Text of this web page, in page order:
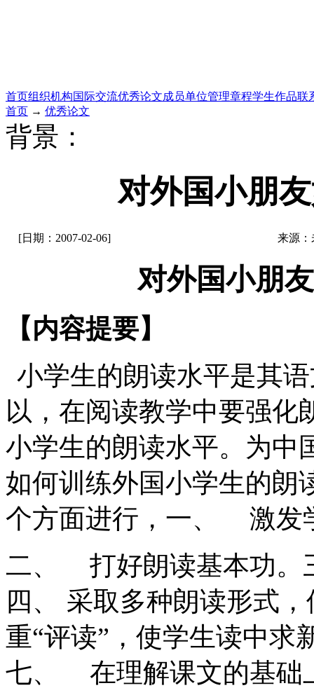
首页组织机构国际交流优秀论文成员单位管理章程学生作品联
首页 → 优秀论文
背景：
对外国小朋
[日期：2007-02-06] 来源
对外国小朋
【内容提要】
小学生的朗读水平是其
以，在阅读教学中要强化
小学生的朗读水平。为中
如何训练外国小学生的朗
个方面进行，一、
激发
二、
打好朗读基本功。
四、
采取多种朗读形式
重“评读”，使学生读中求
七、
在理解课文的基础